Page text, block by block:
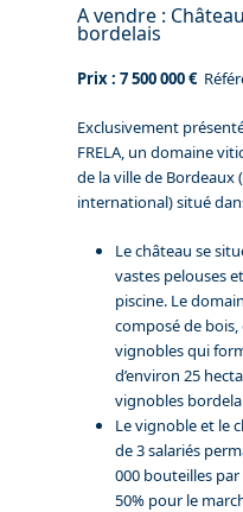
A vendre :
bordelais
Prix : 7 500 000 €
Exclusivement
FRELA, un domaine
de la ville de
international) situé
Le château se
vastes pelouses
piscine. Le
composé de bois,
vignobles qui
d’environ 25
vignobles
Le vignoble et le
de 3 salariés
000 bouteilles
50% pour le